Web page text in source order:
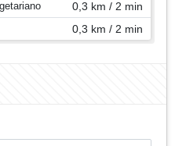
0,3 km / 2 min
0,3 km / 2 min